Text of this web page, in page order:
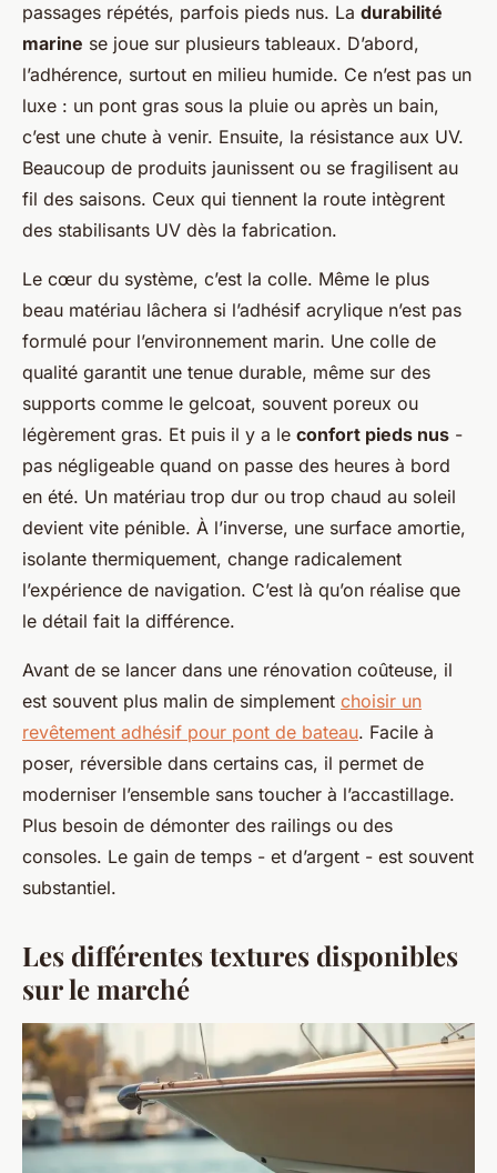
passages répétés, parfois pieds nus. La durabilité
marine se joue sur plusieurs tableaux. D’abord,
l’adhérence, surtout en milieu humide. Ce n’est pas un
luxe : un pont gras sous la pluie ou après un bain,
c’est une chute à venir. Ensuite, la résistance aux UV.
Beaucoup de produits jaunissent ou se fragilisent au
fil des saisons. Ceux qui tiennent la route intègrent
des stabilisants UV dès la fabrication.
Le cœur du système, c’est la colle. Même le plus
beau matériau lâchera si l’adhésif acrylique n’est pas
formulé pour l’environnement marin. Une colle de
qualité garantit une tenue durable, même sur des
supports comme le gelcoat, souvent poreux ou
légèrement gras. Et puis il y a le confort pieds nus -
pas négligeable quand on passe des heures à bord
en été. Un matériau trop dur ou trop chaud au soleil
devient vite pénible. À l’inverse, une surface amortie,
isolante thermiquement, change radicalement
l’expérience de navigation. C’est là qu’on réalise que
le détail fait la différence.
Avant de se lancer dans une rénovation coûteuse, il
est souvent plus malin de simplement choisir un
revêtement adhésif pour pont de bateau. Facile à
poser, réversible dans certains cas, il permet de
moderniser l’ensemble sans toucher à l’accastillage.
Plus besoin de démonter des railings ou des
consoles. Le gain de temps - et d’argent - est souvent
substantiel.
Les différentes textures disponibles
sur le marché